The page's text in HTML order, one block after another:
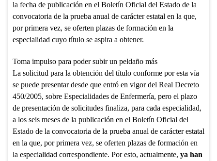
la fecha de publicación en el Boletín Oficial del Estado de la
convocatoria de la prueba anual de carácter estatal en la que,
por primera vez, se oferten plazas de formación en la
especialidad cuyo título se aspira a obtener.
Toma impulso para poder subir un peldaño más
La solicitud para la obtención del título conforme por esta vía
se puede presentar desde que entró en vigor del Real Decreto
450/2005, sobre Especialidades de Enfermería, pero el plazo
de presentación de solicitudes finaliza, para cada especialidad,
a los seis meses de la publicación en el Boletín Oficial del
Estado de la convocatoria de la prueba anual de carácter estatal
en la que, por primera vez, se oferten plazas de formación en
la especialidad correspondiente. Por esto, actualmente, ya han